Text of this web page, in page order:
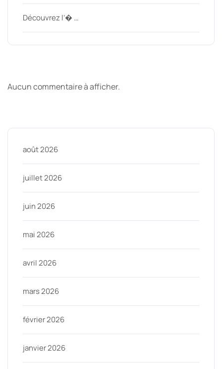
Découvrez l’� …
Aucun commentaire à afficher.
août 2026
juillet 2026
juin 2026
mai 2026
avril 2026
mars 2026
février 2026
janvier 2026